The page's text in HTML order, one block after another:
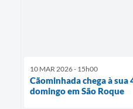
10 MAR 2026 - 15h00
Cãominhada chega à sua
domingo em São Roque